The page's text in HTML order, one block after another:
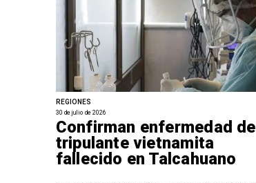
REGIONES
30 de julio de 2026
Confirman enfermedad de
tripulante vietnamita
fallecido en Talcahuano